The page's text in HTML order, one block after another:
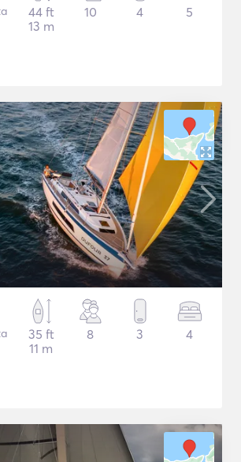
44 ft
13 m
10 4 5
35 ft
11 m
8 3 4